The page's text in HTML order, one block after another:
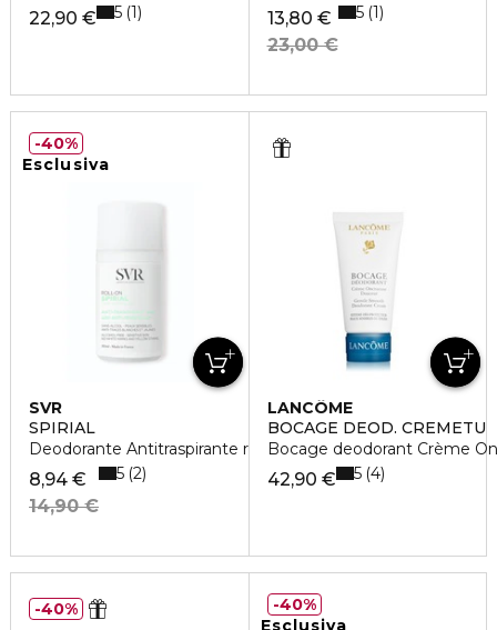
22,90 € 5 1
13,80 €
23,00 €
5 1
Esclusiva
SVR
SPIRIAL
Deodorante Antitraspirante roll-on
8,94 €
14,90 €
5 2
40%
LANCÔME
BOCAGE DEOD. CREMETU
Bocage deodorant Crème
42,90 € 5 4
40%
40%